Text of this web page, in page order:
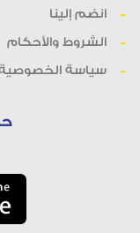
انضم إلينا
الشروط والأحكام
سياسة